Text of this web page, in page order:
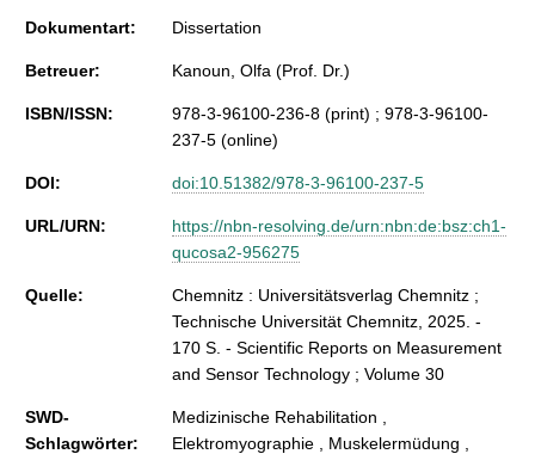
Dokumentart: Dissertation
Betreuer: Kanoun, Olfa (Prof. Dr.)
ISBN/ISSN:
978-3-96100-236-8 (print) ; 978-3-96100-
237-5 (online)
DOI: doi:10.51382/978-3-96100-237-5
URL/URN:
https://nbn-resolving.de/urn:nbn:de:bsz:ch1-
qucosa2-956275
Quelle:
Chemnitz : Universitätsverlag Chemnitz ;
Technische Universität Chemnitz, 2025. -
170 S. - Scientific Reports on Measurement
and Sensor Technology ; Volume 30
SWD-
Schlagwörter:
Medizinische Rehabilitation ,
Elektromyographie , Muskelermüdung ,